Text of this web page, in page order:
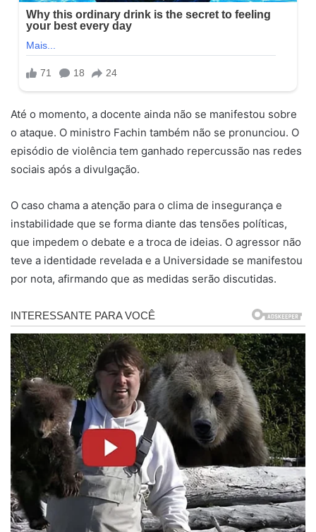
Até o momento, a docente ainda não se manifestou sobre
o ataque. O ministro Fachin também não se pronunciou. O
episódio de violência tem ganhado repercussão nas redes
sociais após a divulgação.
O caso chama a atenção para o clima de insegurança e
instabilidade que se forma diante das tensões políticas,
que impedem o debate e a troca de ideias. O agressor não
teve a identidade revelada e a Universidade se manifestou
por nota, afirmando que as medidas serão discutidas.